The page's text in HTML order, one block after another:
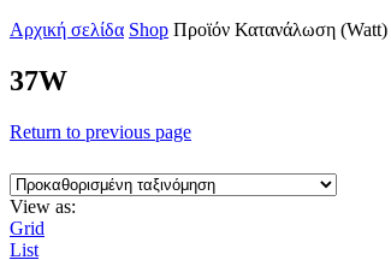
Αρχική σελίδα Shop Προϊόν Κατανάλωση (Watt)
37W
Return to previous page
View as:
Grid
List